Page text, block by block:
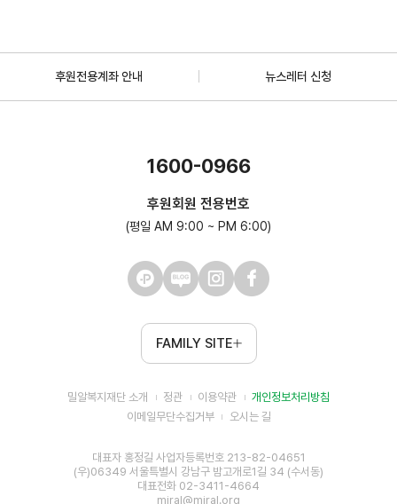
후원전용계좌 안내 뉴스레터 신청
1600-0966
후원회원 전용번호
(평일 AM 9:00 ~ PM 6:00)
FAMILY SITE
밀알복지재단 소개 정관 이용약관
개인정보처리방침
이메일무단수집거부
오시는 길
대표자 홍정길 사업자등록번호 213-82-04651
(우)06349 서울특별시 강남구 밤고개로1길 34 (수서동)
대표전화 02-3411-4664
miral@miral.org